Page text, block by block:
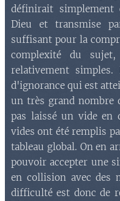
définirait simplement
Dieu et transmise
suffisant pour la
complexité du
relativement
d'ignorance qui est
un très grand nombre
pas laissé un vide en
vides ont été remplis
tableau global. On en
pouvoir accepter une
en collision avec des
difficulté est donc de